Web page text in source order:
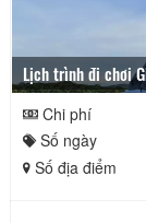
Lịch trình đi chơi
Chi phí
Số ngày
Số địa điểm